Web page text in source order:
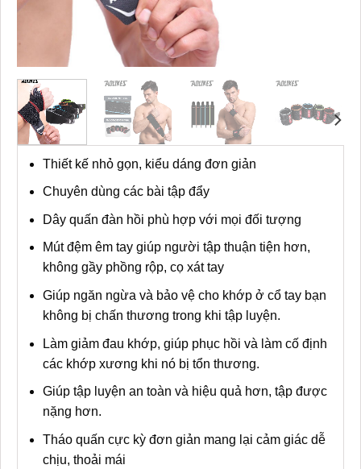
Thiết kế nhỏ gọn, kiểu dáng đơn giản
Chuyên dùng các bài tập đẩy
Dây quấn đàn hồi phù hợp với mọi đối tượng
Mút đệm êm tay giúp người tập thuận tiện hơn,
không gầy phồng rộp, cọ xát tay
Giúp ngăn ngừa và bảo vệ cho khớp ở cổ tay bạn
không bị chấn thương trong khi tập luyện.
Làm giảm đau khớp, giúp phục hồi và làm cố định
các khớp xương khi nó bị tổn thương.
Giúp tập luyện an toàn và hiệu quả hơn, tập được
nặng hơn.
Tháo quấn cực kỳ đơn giản mang lại cảm giác dễ
chịu, thoải mái